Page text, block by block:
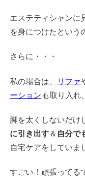
エステティシャンに
を身につけたという
さらに・・・
私の場合は、 リファ
ーション も取り入れ、
脚を太くしないだけ
に引き出す＆ 自分で
自宅ケアをしていま
すごい！頑張ってる